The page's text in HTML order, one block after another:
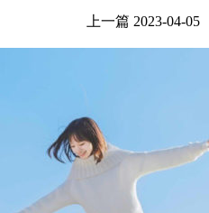
上一篇 2023-04-05